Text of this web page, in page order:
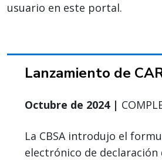
usuario en este portal.
Lanzamiento de
Octubre de 2024 |
La CBSA introdujo el
electrónico de declaración